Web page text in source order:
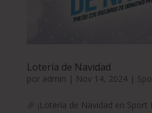
Lotería de Navidad
por admin | Nov 14, 2024|
🎉 ¡Lotería de Navidad en Sport